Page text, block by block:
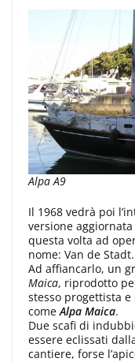
Alpa A9
Il 1968 vedrà poi
versione aggiornata
questa volta ad
nome: Van de Stadt.
Ad affiancarlo, un
Maica, riprodotto
stesso progettista
come Alpa Maica.
Due scafi di
essere eclissati
cantiere, forse